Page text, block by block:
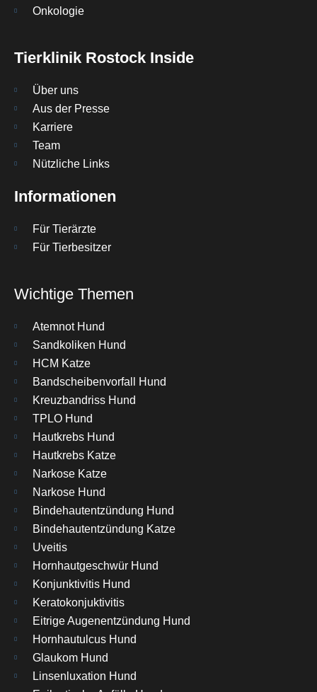
Onkologie
Tierklinik Rostock Inside
Über uns
Aus der Presse
Karriere
Team
Nützliche Links
Informationen
Für Tierärzte
Für Tierbesitzer
Wichtige Themen
Atemnot Hund
Sandkoliken Hund
HCM Katze
Bandscheibenvorfall Hund
Kreuzbandriss Hund
TPLO Hund
Hautkrebs Hund
Hautkrebs Katze
Narkose Katze
Narkose Hund
Bindehautentzündung Hund
Bindehautentzündung Katze
Uveitis
Hornhautgeschwür Hund
Konjunktivitis Hund
Keratokonjuktivitis
Eitrige Augenentzündung Hund
Hornhautulcus Hund
Glaukom Hund
Linsenluxation Hund